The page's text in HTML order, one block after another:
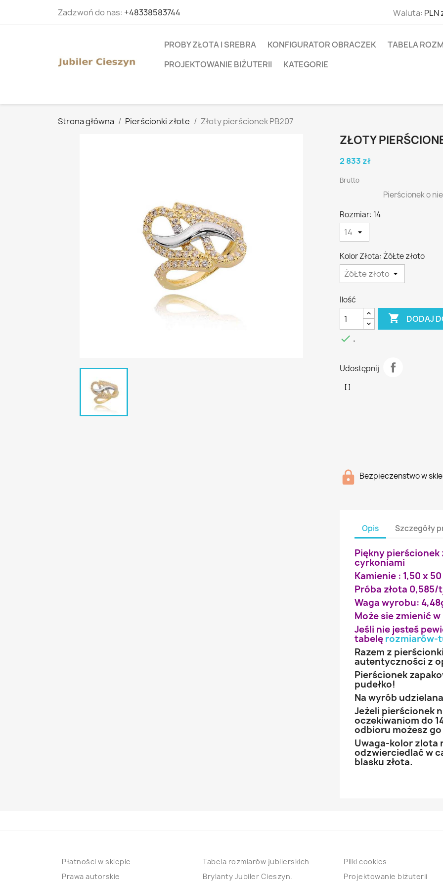
Zadzwoń do nas: +48338583744 Waluta: PLN
PROBY ZŁOTA I SREBRA KONFIGURATOR OBRACZEK
TABELA
PROJEKTOWANIE BIŻUTERII
KATEGORIE
Strona główna Pierścionki złote Złoty pierścionek PB207
ZŁOTY
2 833 zł
Brutto
Pierścionek o
Rozmiar: 14
Kolor Złota: ŻóŁte złoto
Ilość
 DODAJ
 .
Udostępnij
Bezpieczenstwo w
Opis Szczegóły
Piękny pierścionek
cyrkoniami
Kamienie : 1,50 x 50
Próba złota 0,585/
Waga wyrobu:
Może sie zmienić
Jeśli nie jesteś
tabelę rozmiarów-
Razem z
autentyczności z
Pierścionek
pudełko!
Na wyrób
Jeżeli pierścionek
oczekiwaniom do
odbioru możesz
Uwaga-kolor zlota
odzwierciedlać w
blasku złota.
Płatności w sklepie
Prawa autorskie
Tabela rozmiarów jubilerskich
Brylanty Jubiler Cieszyn.
Pliki cookies
Projektowanie biżuterii